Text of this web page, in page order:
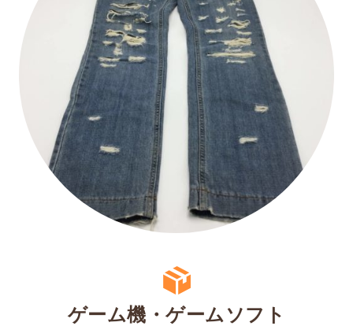
ゲーム機・ゲームソフト